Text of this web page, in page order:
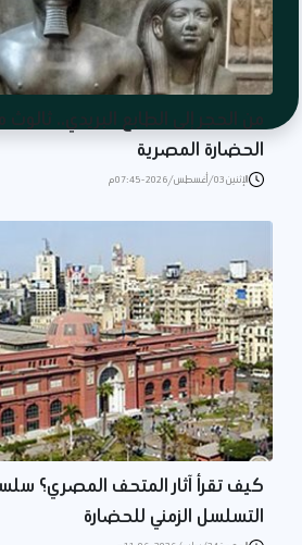
من الحجر إلى الطابع البريدي..
الحضارة المصرية
الإثنين 03/أغسطس/2026 - 07:45 م
كيف تقرأ آثار المتحف المصري؟
التسلسل الزمني للحضارة